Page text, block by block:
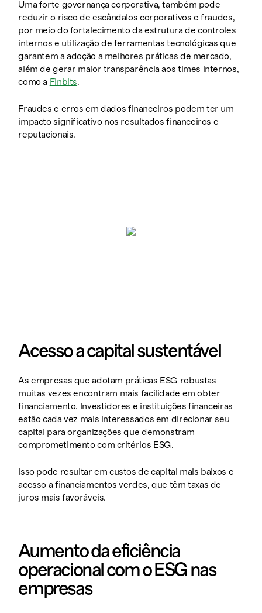
Uma forte governança corporativa, também pode
reduzir o risco de escândalos corporativos e fraudes,
por meio do fortalecimento da estrutura de controles
internos e utilização de ferramentas tecnológicas que
garantem a adoção a melhores práticas de mercado,
além de gerar maior transparência aos times internos,
como a Finbits.
Fraudes e erros em dados financeiros podem ter um
impacto significativo nos resultados financeiros e
reputacionais.
Acesso a capital sustentável
As empresas que adotam práticas ESG robustas
muitas vezes encontram mais facilidade em obter
financiamento. Investidores e instituições financeiras
estão cada vez mais interessados em direcionar seu
capital para organizações que demonstram
comprometimento com critérios ESG.
Isso pode resultar em custos de capital mais baixos e
acesso a financiamentos verdes, que têm taxas de
juros mais favoráveis.
Aumento da eficiência
operacional com o ESG nas
empresas